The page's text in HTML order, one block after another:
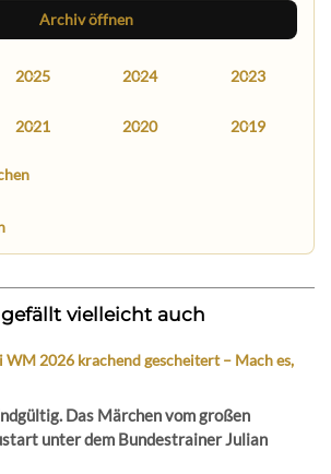
Archiv öffnen
2025 2024 2023
2021 2020 2019
vielleicht auch
WM 2026 krachend gescheitert – Mach es,
Das Märchen vom großen
unter dem Bundestrainer Julian